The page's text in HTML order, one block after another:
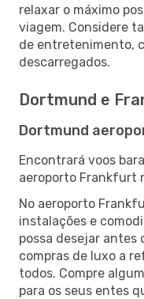
relaxar o máximo
viagem. Considere
de entretenimento,
descarregados.
Dortmund e
Dortmund
Encontrará voos
aeroporto Frankfurt
No aeroporto
instalações e
possa desejar antes
compras de luxo a
todos. Compre
para os seus entes